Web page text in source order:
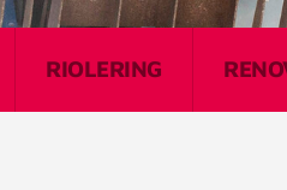
RIOLERING